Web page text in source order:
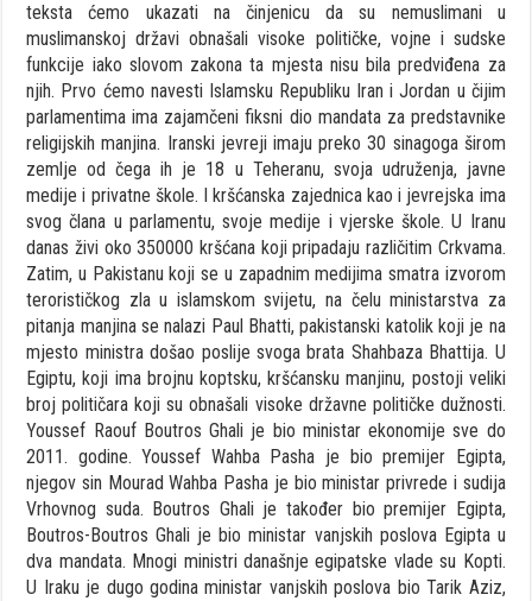
teksta ćemo ukazati na činjenicu da su nemuslimani u
muslimanskoj državi obnašali visoke političke, vojne i sudske
funkcije iako slovom zakona ta mjesta nisu bila predviđena za
njih. Prvo ćemo navesti Islamsku Republiku Iran i Jordan u čijim
parlamentima ima zajamčeni fiksni dio mandata za predstavnike
religijskih manjina. Iranski jevreji imaju preko 30 sinagoga širom
zemlje od čega ih je 18 u Teheranu, svoja udruženja, javne
medije i privatne škole. I kršćanska zajednica kao i jevrejska ima
svog člana u parlamentu, svoje medije i vjerske škole. U Iranu
danas živi oko 350000 kršćana koji pripadaju različitim Crkvama.
Zatim, u Pakistanu koji se u zapadnim medijima smatra izvorom
terorističkog zla u islamskom svijetu, na čelu ministarstva za
pitanja manjina se nalazi Paul Bhatti, pakistanski katolik koji je na
mjesto ministra došao poslije svoga brata Shahbaza Bhattija. U
Egiptu, koji ima brojnu koptsku, kršćansku manjinu, postoji veliki
broj političara koji su obnašali visoke državne političke dužnosti.
Youssef Raouf Boutros Ghali je bio ministar ekonomije sve do
2011. godine. Youssef Wahba Pasha je bio premijer Egipta,
njegov sin Mourad Wahba Pasha je bio ministar privrede i sudija
Vrhovnog suda. Boutros Ghali je također bio premijer Egipta,
Boutros-Boutros Ghali je bio ministar vanjskih poslova Egipta u
dva mandata. Mnogi ministri današnje egipatske vlade su Kopti.
U Iraku je dugo godina ministar vanjskih poslova bio Tarik Aziz,